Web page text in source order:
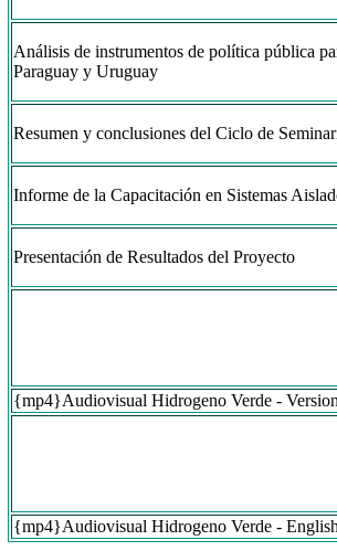
Análisis de instrumentos de política pública
Paraguay y Uruguay
Resumen y conclusiones del Ciclo de
Informe de la Capacitación en Sistemas
Presentación de Resultados del Proyecto
{mp4}Audiovisual Hidrogeno Verde -
{mp4}Audiovisual Hidrogeno Verde -